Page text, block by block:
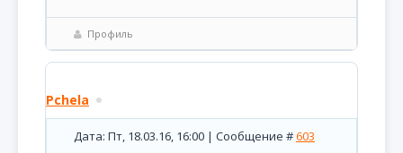
Профиль
Pchela
Дата: Пт, 18.03.16, 16:00 | Сообщение #603